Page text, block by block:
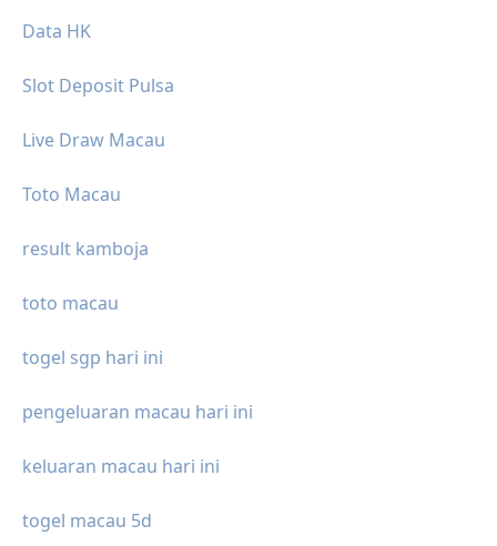
Data HK
Slot Deposit Pulsa
Live Draw Macau
Toto Macau
result kamboja
toto macau
togel sgp hari ini
pengeluaran macau hari ini
keluaran macau hari ini
togel macau 5d